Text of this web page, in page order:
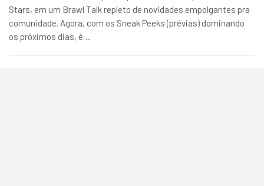
Stars, em um Brawl Talk repleto de novidades empolgantes pra
comunidade. Agora, com os Sneak Peeks (prévias) dominando
os próximos dias, é…